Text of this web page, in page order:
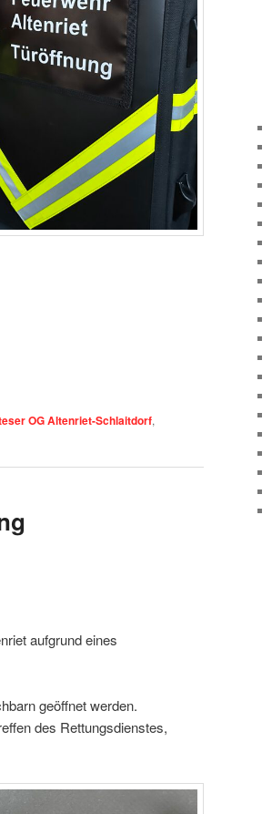
OG Altenriet-Schlaitdorf,
aufgrund eines
geöffnet werden.
des Rettungsdienstes,